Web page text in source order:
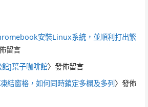
安裝Linux系統，並順利打出繁
留言
]葉子咖啡館〉發佈留言
結窗格，如何同時鎖定多欄及多列〉發佈